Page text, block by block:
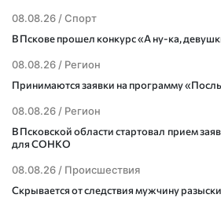
08.08.26 /Спорт
В Пскове прошел конкурс «А ну-ка,
08.08.26 / Регион
Принимаются заявки на программу
08.08.26 / Регион
В Псковской области стартовал прием
для СОНКО
08.08.26 / Происшествия
Скрывается от следствия мужчину